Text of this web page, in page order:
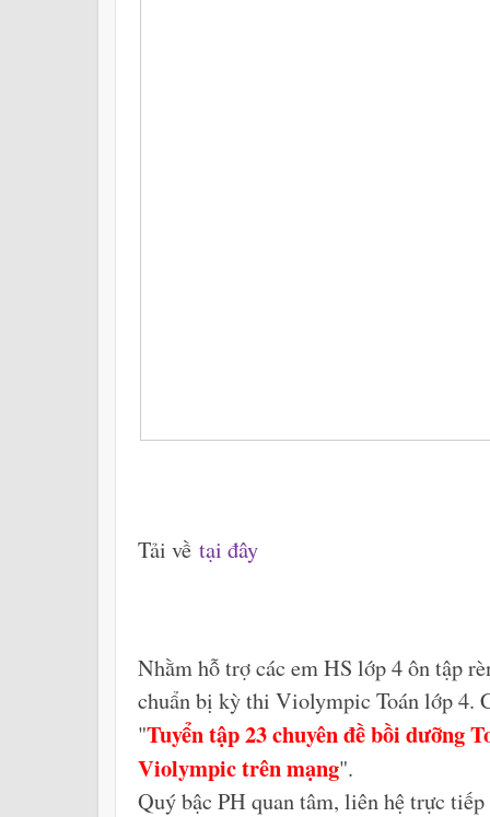
Tải về tại đây
Nhằm hỗ trợ các em HS lớp 4 ôn tập
chuẩn bị kỳ thi Violympic Toán lớp 4.
"Tuyển tập 23 chuyên đề bồi dưỡng
Violympic trên mạng".
Quý bậc PH quan tâm, liên hệ trực